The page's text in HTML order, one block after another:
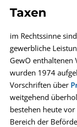
Taxen
im Rechtssinne
gewerbliche
GewO enthaltenen
wurden 1974
Vorschriften über
weitgehend
bestehen heute
Bereich der